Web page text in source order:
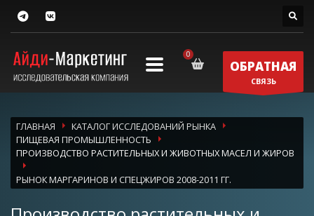
ОБРАТНАЯ
СВЯЗЬ
ГЛАВНАЯ
КАТАЛОГ ИССЛЕДОВАНИЙ РЫНКА
ПИЩЕВАЯ ПРОМЫШЛЕННОСТЬ
ПРОИЗВОДСТВО РАСТИТЕЛЬНЫХ И ЖИВОТНЫХ МАСЕЛ И ЖИРОВ
РЫНОК МАРГАРИНОВ И СПЕЦЖИРОВ 2008-2011 ГГ.